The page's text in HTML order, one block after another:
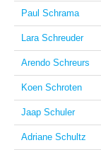
Paul Schrama
Lara Schreuder
Arendo Schreurs
Koen Schroten
Jaap Schuler
Adriane Schultz